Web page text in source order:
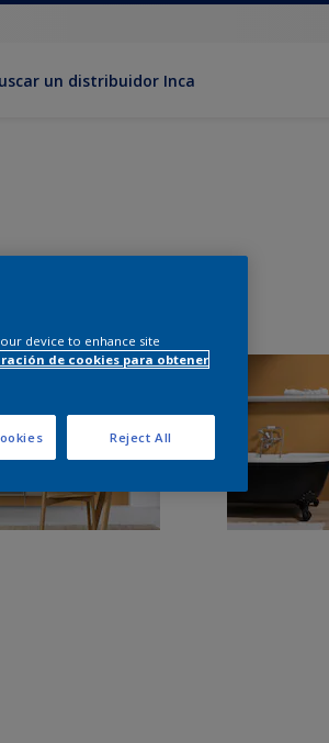
un distribuidor Inca
device to enhance site
de cookies para obtener
Reject All